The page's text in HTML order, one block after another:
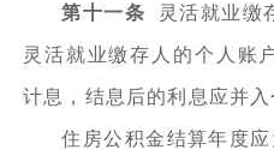
第十一条 灵活就业缴
灵活就业缴存人的个人账
计息，结息后的利息应并入
住房公积金结算年度